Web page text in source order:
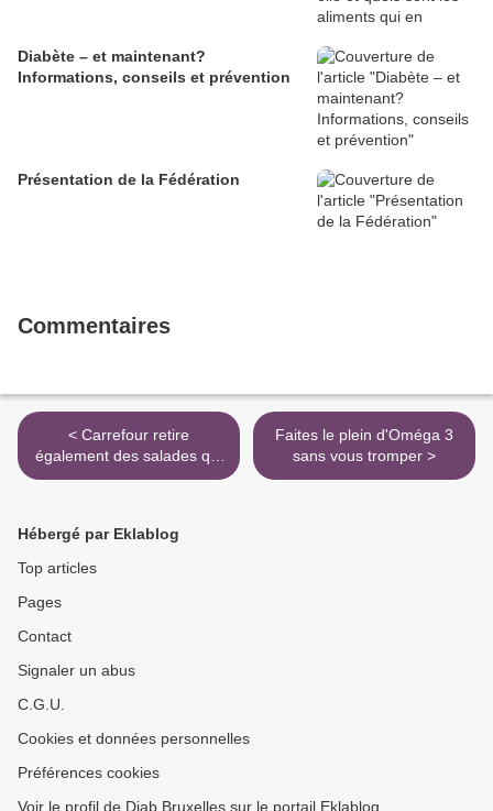
Diabète – et maintenant?
Informations, conseils et prévention
Présentation de la Fédération
Commentaires
< Carrefour retire
également des salades qui
pourraient être
Faites le plein d'Oméga 3
sans vous tromper >
Hébergé par Eklablog
Top articles
Pages
Contact
Signaler un abus
C.G.U.
Cookies et données personnelles
Préférences cookies
Voir le profil de Diab Bruxelles sur le portail Eklablog